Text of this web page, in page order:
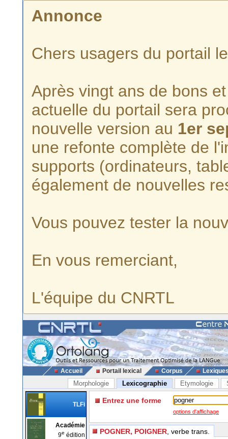
Annonce
Chers usagers du portail
Après vingt ans de bons
actuelle du portail sera
nouvelle version au 1er
une refonte complète de
supports (ordinateurs,
également de nouvelles
Vous pouvez tester la
En vous remerciant,
L'équipe du CNRTL
Accueil Portail lexical Corpus
Morphologie Lexicographie Etymologie
TLFi
Académie
9e édition
Entrez une forme
options d'affichage
POGNER, POIGNER , verbe trans.